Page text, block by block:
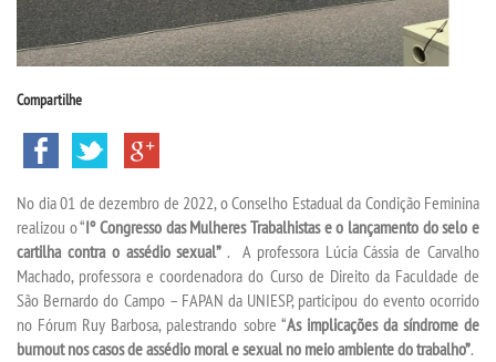
MENSALIDADES
INSCREVA-SE
TRANSFERÊNCIA
SEGUNDA GRADUAÇÃO
MATRÍCULA
Compartilhe
No dia 01 de dezembro de 2022, o Conselho Estadual da Condição Feminina
realizou o “Iº Congresso das Mulheres Trabalhistas e o lançamento do selo e
cartilha contra o assédio sexual”. A professora Lúcia Cássia de Carvalho
Machado, professora e coordenadora do Curso de Direito da Faculdade de
São Bernardo do Campo – FAPAN da UNIESP, participou do evento ocorrido
no Fórum Ruy Barbosa, palestrando sobre “As implicações da síndrome de
burnout nos casos de assédio moral e sexual no meio ambiente do trabalho”.